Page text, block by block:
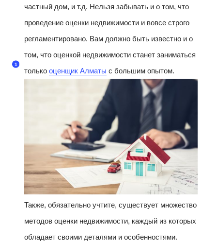
частный дом, и т.д. Нельзя забывать и о том, что
проведение оценки недвижимости и вовсе строго
регламентировано. Вам должно быть известно и о
том, что оценкой недвижимости станет заниматься
только оценщик Алматы с большим опытом.
Также, обязательно учтите, существует множество
методов оценки недвижимости, каждый из которых
обладает своими деталями и особенностями.